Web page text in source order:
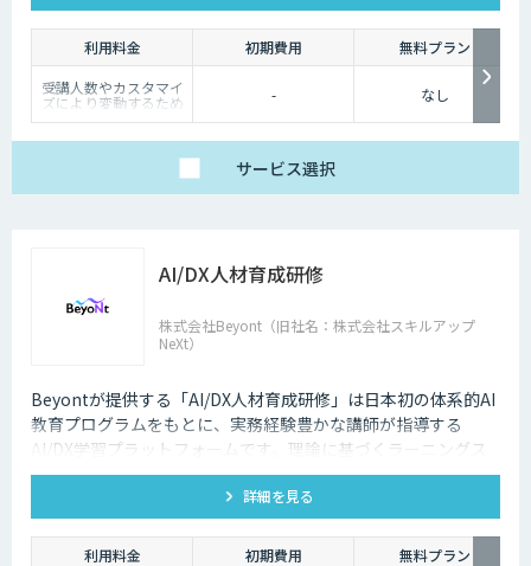
利用料金 初期費用
無料プラン
受講人数やカスタマイ
ズにより変動するため
お問い合わせください
- なし
サービス選択
AI/DX人材育成研修
株式会社Beyont（旧社名：株式会社スキルアップ
NeXt）
Beyontが提供する「AI/DX人材育成研修」は日本初の体系的AI
教育プログラムをもとに、実務経験豊かな講師が指導する
AI/DX学習プラットフォームです。理論に基づくラーニングス
テップ、実際のビジネスデータセットを用いたカリキュラム、
学びを継続するためのコミュニティ、サポート体制、イベント
開催によるネットワーキング、これらの全てを用いて企業の学
びを支援します。
詳細を見る
利用料金 初期費用
無料プラン